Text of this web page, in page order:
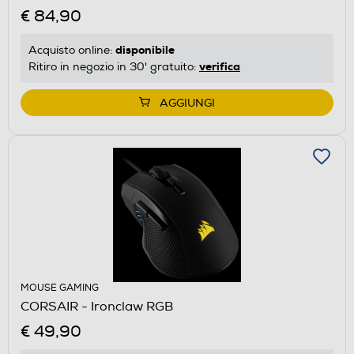
€ 84,90
Acquisto online: disponibile
Ritiro in negozio in 30' gratuito: verifica
AGGIUNGI
MOUSE GAMING
CORSAIR - Ironclaw RGB
€ 49,90